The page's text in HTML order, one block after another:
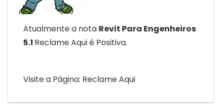
Atualmente a nota Revit Para Engenheiros
5.1 Reclame Aqui é Positiva.
Visite a Página: Reclame Aqui